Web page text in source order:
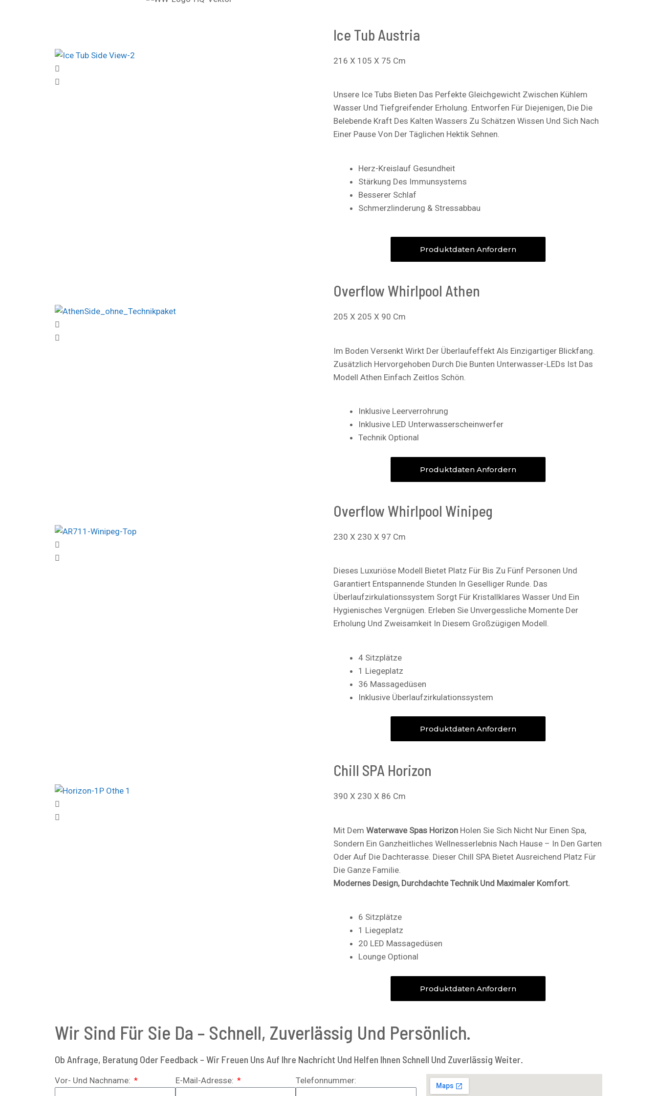
Ice Tub Austria
216 X 105 X 75 Cm
Unsere Ice Tubs Bieten Das Perfekte Gleichgewicht Zwischen Kühlem
Wasser Und Tiefgreifender Erholung. Entworfen Für Diejenigen, Die Die
Belebende Kraft Des Kalten Wassers Zu Schätzen Wissen Und Sich Nach
Einer Pause Von Der Täglichen Hektik Sehnen.
Herz-Kreislauf Gesundheit
Stärkung Des Immunsystems
Besserer Schlaf
Schmerzlinderung & Stressabbau
Produktdaten Anfordern
Overflow Whirlpool Athen
205 X 205 X 90 Cm
Im Boden Versenkt Wirkt Der Überlaufeffekt Als Einzigartiger Blickfang.
Zusätzlich Hervorgehoben Durch Die Bunten Unterwasser-LEDs Ist Das
Modell Athen Einfach Zeitlos Schön.
Inklusive Leerverrohrung
Inklusive LED Unterwasserscheinwerfer
Technik Optional
Produktdaten Anfordern
Overflow Whirlpool Winipeg
230 X 230 X 97 Cm
Dieses Luxuriöse Modell Bietet Platz Für Bis Zu Fünf Personen Und
Garantiert Entspannende Stunden In Geselliger Runde. Das
Überlaufzirkulationssystem Sorgt Für Kristallklares Wasser Und Ein
Hygienisches Vergnügen. Erleben Sie Unvergessliche Momente Der
Erholung Und Zweisamkeit In Diesem Großzügigen Modell.
4 Sitzplätze
1 Liegeplatz
36 Massagedüsen
Inklusive Überlaufzirkulationssystem
Produktdaten Anfordern
Chill SPA Horizon
390 X 230 X 86 Cm
Mit Dem Waterwave Spas Horizon Holen Sie Sich Nicht Nur Einen Spa,
Sondern Ein Ganzheitliches Wellnesserlebnis Nach Hause – In Den Garten
Oder Auf Die Dachterasse. Dieser Chill SPA Bietet Ausreichend Platz Für
Die Ganze Familie.
Modernes Design, Durchdachte Technik Und Maximaler Komfort.
6 Sitzplätze
1 Liegeplatz
20 LED Massagedüsen
Lounge Optional
Produktdaten Anfordern
Wir Sind Für Sie Da – Schnell, Zuverlässig Und Persönlich.
Ob Anfrage, Beratung Oder Feedback – Wir Freuen Uns Auf Ihre Nachricht Und Helfen Ihnen Schnell Und Zuverlässig Weiter.
Vor- Und Nachname: E-Mail-Adresse: Telefonnummer: